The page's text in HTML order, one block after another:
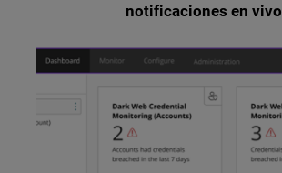
notificaciones en vivo